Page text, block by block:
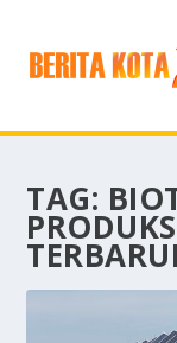
TAG: